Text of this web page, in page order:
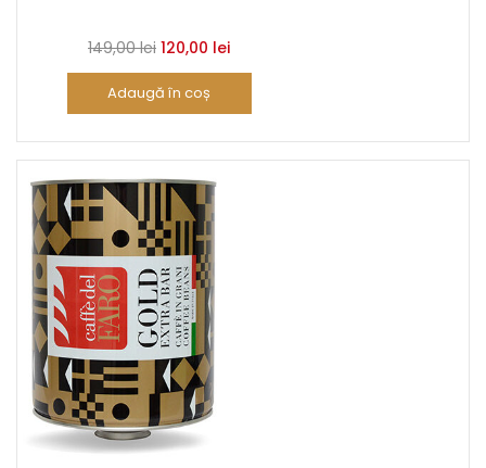
149,00lei Prețul
inițial
a
149,00 lei.
120,00 leiPrețul
curent
Adaugă în coș